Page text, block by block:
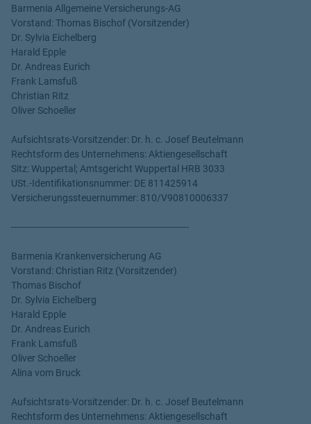
Barmenia Allgemeine Versicherungs-AG
Vorstand: Thomas Bischof (Vorsitzender)
Dr. Sylvia Eichelberg
Harald Epple
Dr. Andreas Eurich
Frank Lamsfuß
Christian Ritz
Oliver Schoeller
Aufsichtsrats-Vorsitzender: Dr. h. c. Josef Beutelmann
Rechtsform des Unternehmens: Aktiengesellschaft
Sitz: Wuppertal; Amtsgericht Wuppertal HRB 3033
USt.-Identifikationsnummer: DE 811425914
Versicherungssteuernummer: 810/V90810006337
----------------------------------------------------------------
Barmenia Krankenversicherung AG
Vorstand: Christian Ritz (Vorsitzender)
Thomas Bischof
Dr. Sylvia Eichelberg
Harald Epple
Dr. Andreas Eurich
Frank Lamsfuß
Oliver Schoeller
Alina vom Bruck
Aufsichtsrats-Vorsitzender: Dr. h. c. Josef Beutelmann
Rechtsform des Unternehmens: Aktiengesellschaft